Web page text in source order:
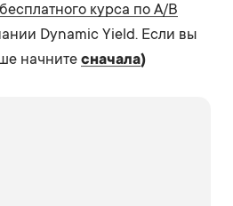
бесплатного курса по A/B
Dynamic Yield. Если вы
начните сначала)